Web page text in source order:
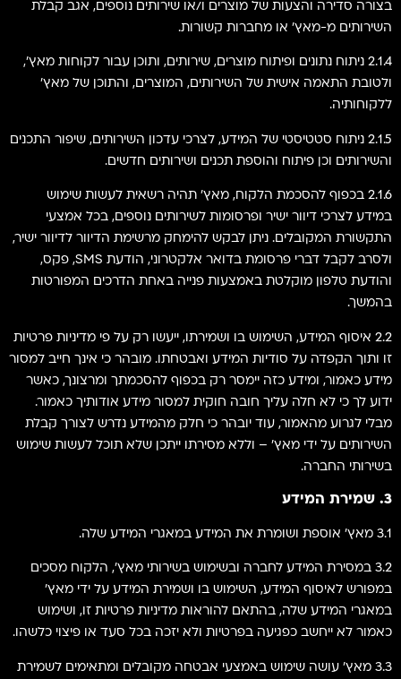
בצורה סדירה והצעות של מוצרים ו/או שירותים נוספים, אגב קבלת
השירותים מ-מאץ' או מחברות קשורות.
2.1.4 ניתוח נתונים ופיתוח מוצרים, שירותים, ותוכן עבור לקוחות מאץ',
ולטובת התאמה אישית של השירותים, המוצרים, והתוכן של מאץ'
ללקוחותיה.
2.1.5 ניתוח סטטיסטי של המידע, לצרכי עדכון השירותים, שיפור התכנים
והשירותים וכן פיתוח והוספת תכנים ושירותים חדשים.
2.1.6 בכפוף להסכמת הלקוח, מאץ' תהיה רשאית לעשות שימוש
במידע לצרכי דיוור ישיר ופרסומות לשירותים נוספים, בכל אמצעי
התקשורת המקובלים. ניתן לבקש להימחק מרשימת הדיוור לדיוור ישיר,
ולסרב לקבל דברי פרסומת בדואר אלקטרוני, הודעת SMS, פקס,
והודעת טלפון מוקלטת באמצעות פנייה באחת הדרכים המפורטות
בהמשך.
2.2 איסוף המידע, השימוש בו ושמירתו, ייעשו רק על פי מדיניות פרטיות
זו ותוך הקפדה על סודיות המידע ואבטחתו. מובהר כי אינך חייב למסור
מידע כאמור, ומידע כזה יימסר רק בכפוף להסכמתך ומרצונך, כאשר
ידוע לך כי לא חלה עליך חובה חוקית למסור מידע אודותיך כאמור.
מבלי לגרוע מהאמור, עוד יובהר כי חלק מהמידע נדרש לצורך קבלת
השירותים על ידי מאץ' – וללא מסירתו ייתכן שלא תוכל לעשות שימוש
בשירותי החברה.
3. שמירת המידע
3.1 מאץ' אוספת ושומרת את המידע במאגרי המידע שלה.
3.2 במסירת המידע לחברה ובשימוש בשירותי מאץ', הלקוח מסכים
במפורש לאיסוף המידע, השימוש בו ושמירת המידע על ידי מאץ'
במאגרי המידע שלה, בהתאם להוראות מדיניות פרטיות זו, ושימוש
כאמור לא ייחשב כפגיעה בפרטיות ולא יזכה בכל סעד או פיצוי כלשהו.
3.3 מאץ' עושה שימוש באמצעי אבטחה מקובלים ומתאימים לשמירת